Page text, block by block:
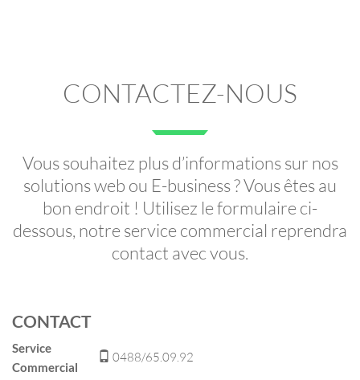
CONTACTEZ-NOUS
Vous souhaitez plus d’informations sur nos
solutions web ou E-business ? Vous êtes au
bon endroit ! Utilisez le formulaire ci-
dessous, notre service commercial reprendra
contact avec vous.
CONTACT
Service
Commercial
0488/65.09.92